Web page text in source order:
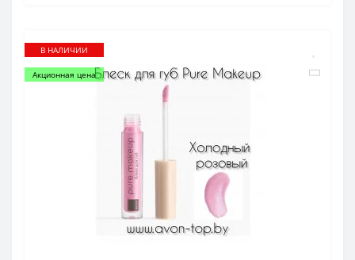
В НАЛИЧИИ
Акционная цена